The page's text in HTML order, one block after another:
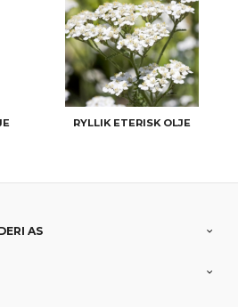
RYLLIK ETERISK OLJE
AS